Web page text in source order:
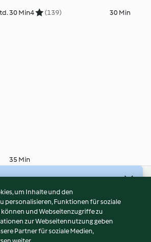
30 Min4 (139) 30 Min
35 Min
um Inhalte und den
personalisieren, Funktionen für soziale
und Webseitenzugriffe zu
zur Webseitennutzung geben
Partner für soziale Medien,